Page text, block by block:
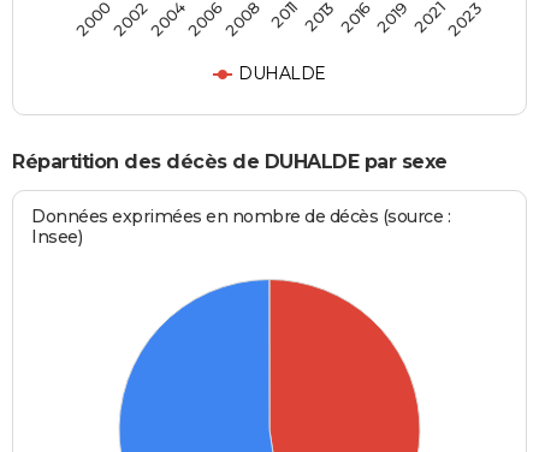
DUHALDE
20002002200420062008 201120132016201920212023
Répartition des décès de DUHALDE par sexe
Données exprimées en nombre de décès (source :
Insee)